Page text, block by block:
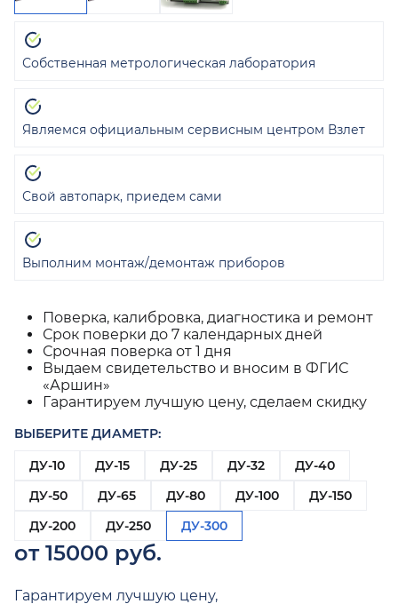
Поверка, калибровка, диагностика и ремонт
Срок поверки до 7 календарных дней
Срочная поверка от 1 дня
Выдаем свидетельство и вносим в ФГИС
«Аршин»
Гарантируем лучшую цену, сделаем скидку
ВЫБЕРИТЕ ДИАМЕТР:
ДУ-10
ДУ-15 ДУ-25 ДУ-32
ДУ-40
ДУ-50
ДУ-65 ДУ-80 ДУ-100
ДУ-150
ДУ-200
ДУ-250 ДУ-300
от 15000 руб.
Гарантируем лучшую цену,
Собственная метрологическая лаборатория
Являемся официальным сервисным центром Взлет
Свой автопарк, приедем сами
Выполним монтаж/демонтаж приборов